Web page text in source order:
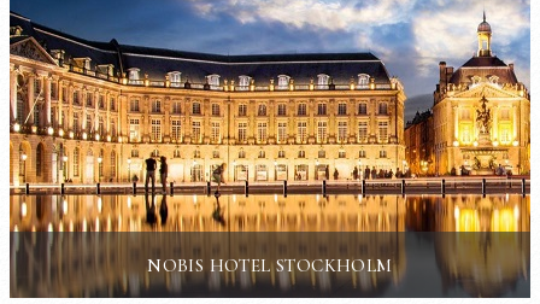
NOBIS HOTEL STOCKHOLM